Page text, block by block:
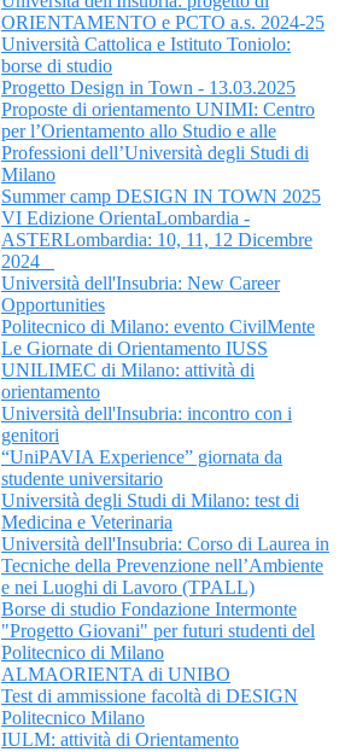
ORIENTAMENTO e PCTO a.s. 2024-25
Università Cattolica e Istituto Toniolo:
borse di studio
Progetto Design in Town - 13.03.2025
Proposte di orientamento UNIMI: Centro
per l’Orientamento allo Studio e alle
Professioni dell’Università degli Studi di
Milano
Summer camp DESIGN IN TOWN 2025
VI Edizione OrientaLombardia -
ASTERLombardia: 10, 11, 12 Dicembre
2024
Università dell'Insubria: New Career
Opportunities
Politecnico di Milano: evento CivilMente
Le Giornate di Orientamento IUSS
UNILIMEC di Milano: attività di
orientamento
Università dell'Insubria: incontro con i
genitori
“UniPAVIA Experience” giornata da
studente universitario
Università degli Studi di Milano: test di
Medicina e Veterinaria
Università dell'Insubria: Corso di Laurea in
Tecniche della Prevenzione nell’Ambiente
e nei Luoghi di Lavoro (TPALL)
Borse di studio Fondazione Intermonte
"Progetto Giovani" per futuri studenti del
Politecnico di Milano
ALMAORIENTA di UNIBO
Test di ammissione facoltà di DESIGN
Politecnico Milano
IULM: attività di Orientamento